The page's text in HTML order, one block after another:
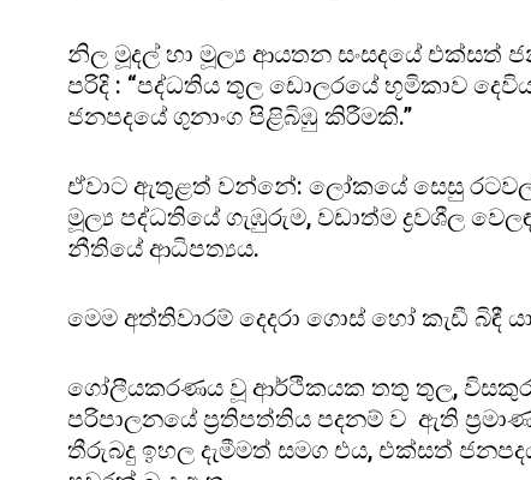
නිල මූදල් හා මූල්‍ය ආයතන සංසදයේ එක්සත්
පරිදි : “පද්ධතිය තුල ඩොලරයේ භූමිකාව
ජනපදයේ ගුනාංග පිළිබිඹු කිරීමකි.”
ඒවාට ඇතුළත් වන්නේ: ලෝකයේ සෙසු
මූල්‍ය පද්ධතියේ ගැඹුරුම, වඩාත්ම ද්‍රවශීල
නීතියේ ආධිපත්‍යය.
මෙම අත්තිවාරම් දෙදරා ගොස් හෝ කැඩී බිඳී
ගෝලීයකරණය වූ ආර්ථිකයක තතු තුල, විසකුරු
පරිපාලනයේ ප්‍රතිපත්තිය පදනම් ව ඇති
තීරුබදු ඉහල දැමීමත් සමග එය, එක්සත්